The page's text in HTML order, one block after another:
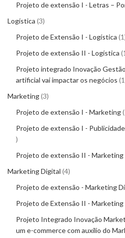
Projeto de extensão I - Letras –
Logística 3
Projeto de Extensão I - Logística 1
Projeto de extensão II - Logística
Projeto integrado Inovação
artificial vai impactar os negócios 1
Marketing 3
Projeto de extensão I - Marketing
Projeto de extensão I -
Projeto de extensão II - Marketing
Marketing Digital 4
Projeto de extensão - Marketing
Projeto de Extensão II - Marketing
Projeto Integrado Inovação
um e-commerce com auxílio do